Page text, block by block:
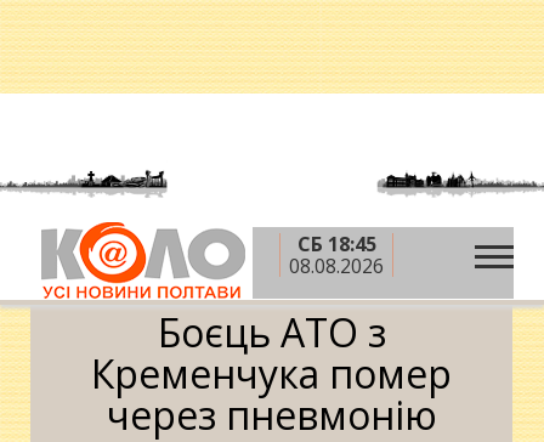
СБ 18:45
08.08.2026
Головна » АТО »Боєць АТО з Кременчука помер
через пневмонію
Боєць АТО з
Кременчука помер
через пневмонію